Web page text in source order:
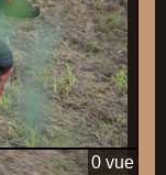
0 vue